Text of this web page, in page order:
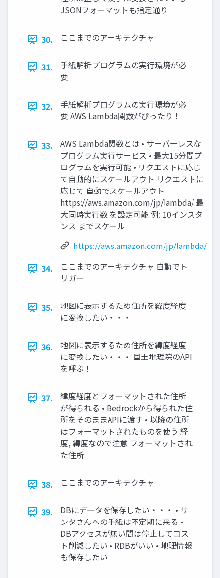
JSONフォーマットも指定通り
30. ここまでのアーキテクチャ
31.
手紙解析プログラムの実行環境が必
要
32.
手紙解析プログラムの実行環境が必
要 AWS Lambda関数がぴったり！
33.
AWS Lambda関数とは • サーバーレスな
プログラム実行サービス • 最大15分間プ
ログラムを実行可能 • リクエストに応じ
て自動的にスケールアウト リクエストに
応じて 自動でスケールアウト
https://aws.amazon.com/jp/lambda/ 最
大同時実行数 を設定可能 例: 10インスタ
ンス までスケール
https://aws.amazon.com/jp/lambda/
34.
ここまでのアーキテクチャ 自動でト
リガー
35.
地図に表示するため住所を緯度経度
に変換したい・・・
36.
地図に表示するため住所を緯度経度
に変換したい・・・ 国土地理院のAPI
を呼ぶ！
37.
緯度経度とフォーマットされた住所
が得られる • Bedrockから得られた住
所をそのままAPIに渡す • 以降の住所
はフォーマットされたものを使う 経
度, 緯度なので注意 フォーマットされ
た住所
38. ここまでのアーキテクチャ
39.
DBにデータを保存したい・・・ • サ
ンタさんへの手紙は不定期に来る •
DBアクセスが無い間は停止してコス
ト削減したい • RDBがいい • 地理情報
も保存したい